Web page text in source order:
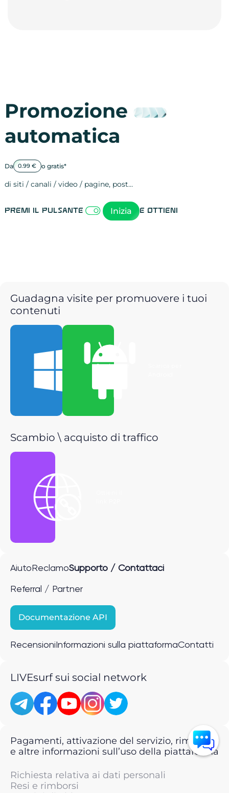
Promozione
automatica
Da 0.99 € o gratis*
di siti / canali / video / pagine, post…
Premi il pulsante Inizia e ottieni
Guadagna visite per promuovere i tuoi
contenuti
Scarica per
Scambio \ acquisto di traffico
Aiuto ReclamoSupporto / Contattaci
Referral / Partner
Documentazione API
Recensioni Informazioni sulla piattaformaContatti
LIVEsurf sui social network
Pagamenti, attivazione del servizio, rimborsi
e altre informazioni sull’uso della piattaforma
Richiesta relativa ai dati personali
Resi e rimborsi